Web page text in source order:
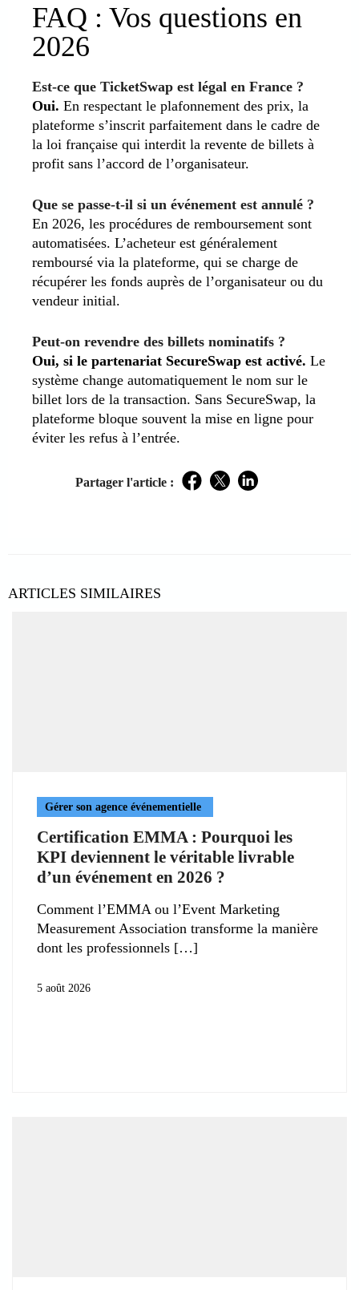
FAQ : Vos questions en
2026
Est-ce que TicketSwap est légal en France ?
Oui. En respectant le plafonnement des prix, la
plateforme s’inscrit parfaitement dans le cadre de
la loi française qui interdit la revente de billets à
profit sans l’accord de l’organisateur.
Que se passe-t-il si un événement est annulé ?
En 2026, les procédures de remboursement sont
automatisées. L’acheteur est généralement
remboursé via la plateforme, qui se charge de
récupérer les fonds auprès de l’organisateur ou du
vendeur initial.
Peut-on revendre des billets nominatifs ?
Oui, si le partenariat SecureSwap est activé. Le
système change automatiquement le nom sur le
billet lors de la transaction. Sans SecureSwap, la
plateforme bloque souvent la mise en ligne pour
éviter les refus à l’entrée.
Partager l'article : Facebook
TwitterLinkedIn
ARTICLES SIMILAIRES
Gérer son agence événementielle
Certification EMMA : Pourquoi les
KPI deviennent le véritable livrable
d’un événement en 2026 ?
Comment l’EMMA ou l’Event Marketing
Measurement Association transforme la manière
dont les professionnels
5 août 2026